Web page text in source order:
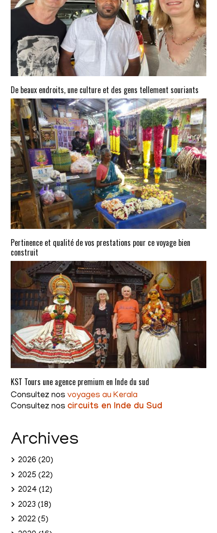
De beaux endroits, une culture et des gens tellement souriants
Pertinence et qualité de vos prestations pour ce voyage bien
construit
KST Tours une agence premium en Inde du sud
Consultez nosvoyages au Kerala
Consultez nos circuits en Inde du Sud
Archives
2026 (20)
2025 (22)
2024 (12)
2023 (18)
2022 (5)